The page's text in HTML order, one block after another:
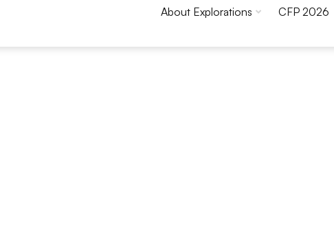
About Explorations CFP 2026